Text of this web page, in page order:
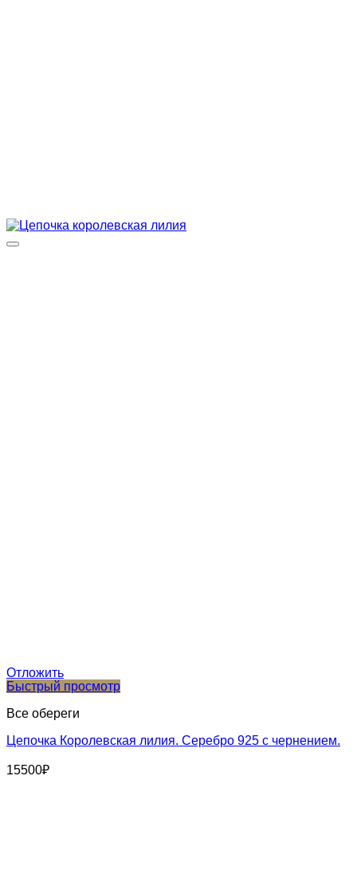
Отложить
Быстрый просмотр
Все обереги
Цепочка Королевская лилия. Серебро 925 с чернением.
15500₽